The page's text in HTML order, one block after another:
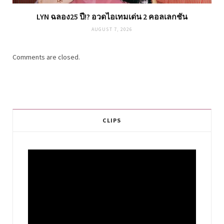
LYN ฉลอง25 ปี!? อวดไอเทมเด่น 2 คอลเลกชัน
AUGUST 7, 2026
Comments are closed.
CLIPS